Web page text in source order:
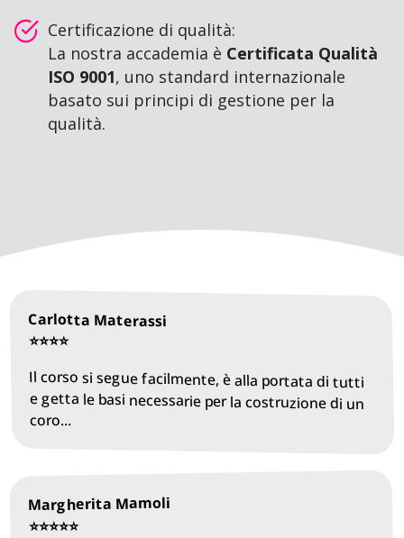
Certificazione di qualità:
La nostra accademia è Certificata Qualità
ISO 9001, uno standard internazionale
basato sui principi di gestione per la
qualità.
Carlotta Materassi
⭐️⭐️⭐️⭐️
Il corso si segue facilmente, è alla portata di tutti
e getta le basi necessarie per la costruzione di un
coro...
Margherita Mamoli
⭐️⭐️⭐️⭐️⭐️